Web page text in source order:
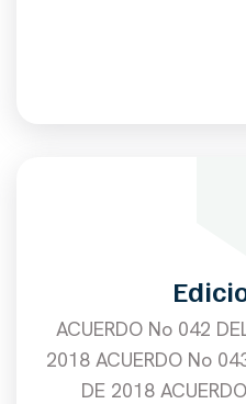
ACUERDO No 042
2018 ACUERDO No
DE 2018